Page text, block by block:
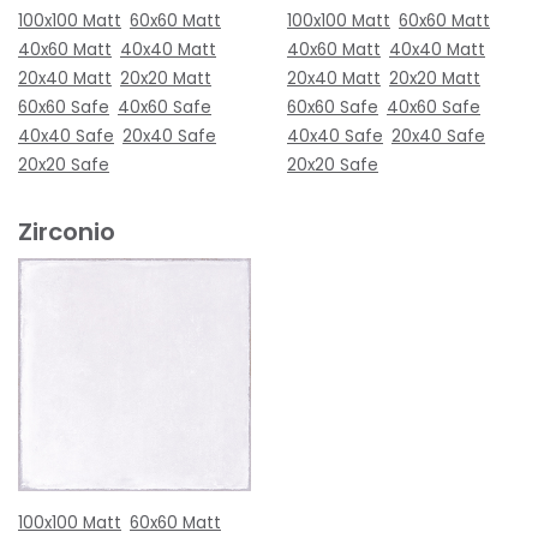
100x100 Matt 60x60 Matt
40x60 Matt 40x40 Matt
20x40 Matt 20x20 Matt
60x60 Safe 40x60 Safe
40x40 Safe 20x40 Safe
20x20 Safe
100x100 Matt 60x60 Matt
40x60 Matt 40x40 Matt
20x40 Matt 20x20 Matt
60x60 Safe 40x60 Safe
40x40 Safe 20x40 Safe
20x20 Safe
Zirconio
100x100 Matt 60x60 Matt